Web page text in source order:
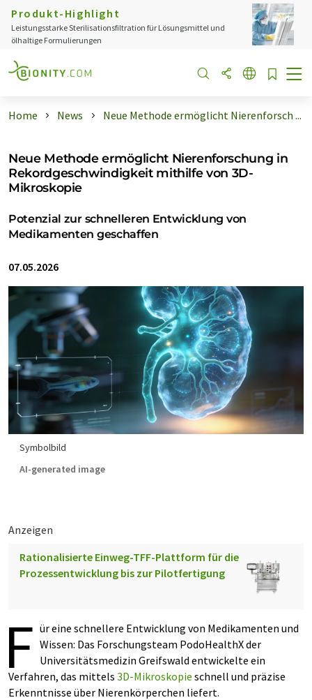
Produkt-Highlight
Leistungsstarke Sterilisationsfiltration für Lösungsmittel und
ölhaltige Formulierungen
Home News Neue Methode ermöglicht Nierenforsch ...
Neue Methode ermöglicht Nierenforschung in
Rekordgeschwindigkeit mithilfe von 3D-
Mikroskopie
Potenzial zur schnelleren Entwicklung von
Medikamenten geschaffen
07.05.2026
Symbolbild
AI-generated image
Anzeigen
Rationalisierte Einweg-TFF-Plattform für die
Prozessentwicklung bis zur Pilotfertigung
F ür eine schnellere Entwicklung von Medikamenten und
Wissen: Das Forschungsteam PodoHealthX der
Universitätsmedizin Greifswald entwickelte ein
Verfahren, das mittels 3D-Mikroskopie schnell und präzise
Erkenntnisse über Nierenkörperchen liefert.